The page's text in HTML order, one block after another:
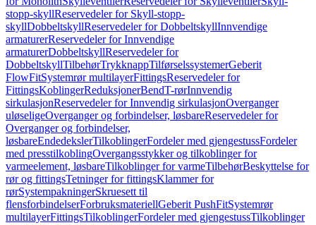
stopp-skyllReservedeler for Skyll-stopp-
skyllDobbeltskyllReservedeler for DobbeltskyllInnvendige
armaturerReservedeler for Innvendige
armaturerDobbeltskyllReservedeler for
DobbeltskyllTilbehørTrykknappTilførselssystemerGeberit
FlowFitSystemrør multilayerFittingsReservedeler for
FittingsKoblingerReduksjonerBendT-rørInnvendig
sirkulasjonReservedeler for Innvendig sirkulasjonOverganger
uløseligeOverganger og forbindelser, løsbareReservedeler for
Overganger og forbindelser,
løsbareEndedekslerTilkoblingerFordeler med gjengestussFordeler
med presstilkoblingOvergangsstykker og tilkoblinger for
varmeelement, løsbareTilkoblinger for varmeTilbehørBeskyttelse for
rør og fittingsTetninger for fittingsKlammer for
rørSystempakningerSkruesett til
flensforbindelserForbruksmateriellGeberit PushFitSystemrør
multilayerFittingsTilkoblingerFordeler med gjengestussTilkoblinger